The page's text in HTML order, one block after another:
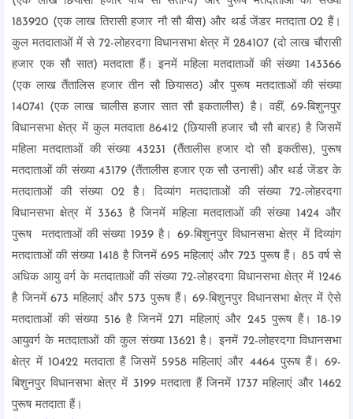
183920 (एक लाख तिरासी हजार नौ सौ बीस) और थर्ड जेंडर मतदाता 02 हैं।
कुल मतदाताओं में से 72-लोहरदगा विधानसभा क्षेत्र में 284107 (दो लाख चौरासी
हजार एक सौ सात) मतदाता हैं। इनमें महिला मतदाताओं की संख्या 143366
(एक लाख तैंतालिस हजार तीन सौ छियासठ) और पुरूष मतदाताओं की संख्या
140741 (एक लाख चालीस हजार सात सौ इकतालीस) है। वहीं, 69-बिशुनपुर
विधानसभा क्षेत्र में कुल मतदाता 86412 (छियासी हजार चौ सौ बारह) है जिसमें
महिला मतदाताओं की संख्या 43231 (तैंतालीस हजार दो सौ इकतीस), पुरूष
मतदाताओं की संख्या 43179 (तैंतालीस हजार एक सौ उनासी) और थर्ड जेंडर के
मतदाताओं की संख्या 02 है। दिव्यांग मतदाताओं की संख्या 72-लोहरदगा
विधानसभा क्षेत्र में 3363 है जिनमें महिला मतदाताओं की संख्या 1424 और
पुरूष मतदाताओं की संख्या 1939 है। 69-बिशुनपुर विधानसभा क्षेत्र में दिव्यांग
मतदाताओं की संख्या 1418 है जिनमें 695 महिलाएं और 723 पुरूष हैं। 85 वर्ष से
अधिक आयु वर्ग के मतदाताओं की संख्या 72-लोहरदगा विधानसभा क्षेत्र में 1246
है जिनमें 673 महिलाएं और 573 पुरूष हैं। 69-बिशुनपुर विधानसभा क्षेत्र में ऐसे
मतदाताओं की संख्या 516 है जिनमें 271 महिलाएं और 245 पुरूष हैं। 18-19
आयुवर्ग के मतदाताओं की कुल संख्या 13621 है। इनमें 72-लोहरदगा विधानसभा
क्षेत्र में 10422 मतदाता हैं जिसमें 5958 महिलाएं और 4464 पुरूष हैं। 69-
बिशुनपुर विधानसभा क्षेत्र में 3199 मतदाता हैं जिनमें 1737 महिलाएं और 1462
पुरूष मतदाता हैं।